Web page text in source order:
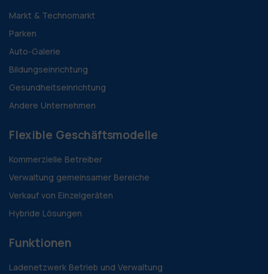
Markt & Technomarkt
Parken
Auto-Galerie
Bildungseinrichtung
Gesundheitseinrichtung
Andere Unternehmen
Flexible Geschäftsmodelle
Kommerzielle Betreiber
Verwaltung gemeinsamer Bereiche
Verkauf von Einzelgeräten
Hybride Lösungen
Funktionen
Ladenetzwerk Betrieb und Verwaltung